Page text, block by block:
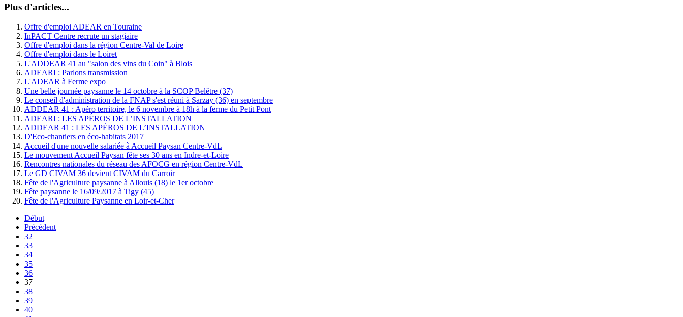
Plus d'articles...
Offre d'emploi ADEAR en Touraine
InPACT Centre recrute un stagiaire
Offre d'emploi dans la région Centre-Val de Loire
Offre d'emploi dans le Loiret
L'ADDEAR 41 au "salon des vins du Coin" à Blois
ADEARI : Parlons transmission
L'ADEAR à Ferme expo
Une belle journée paysanne le 14 octobre à la SCOP Belêtre (37)
Le conseil d'administration de la FNAP s'est réuni à Sarzay (36) en septembre
ADDEAR 41 : Apéro territoire, le 6 novembre à 18h à la ferme du Petit Pont
ADEARI : LES APÉROS DE L’INSTALLATION
ADDEAR 41 : LES APÉROS DE L’INSTALLATION
D'Eco-chantiers en éco-habitats 2017
Accueil d'une nouvelle salariée à Accueil Paysan Centre-VdL
Le mouvement Accueil Paysan fête ses 30 ans en Indre-et-Loire
Rencontres nationales du réseau des AFOCG en région Centre-VdL
Le GD CIVAM 36 devient CIVAM du Carroir
Fête de l'Agriculture paysanne à Allouis (18) le 1er octobre
Fête paysanne le 16/09/2017 à Tigy (45)
Fête de l'Agriculture Paysanne en Loir-et-Cher
Début
Précédent
32
33
34
35
36
37
38
39
40